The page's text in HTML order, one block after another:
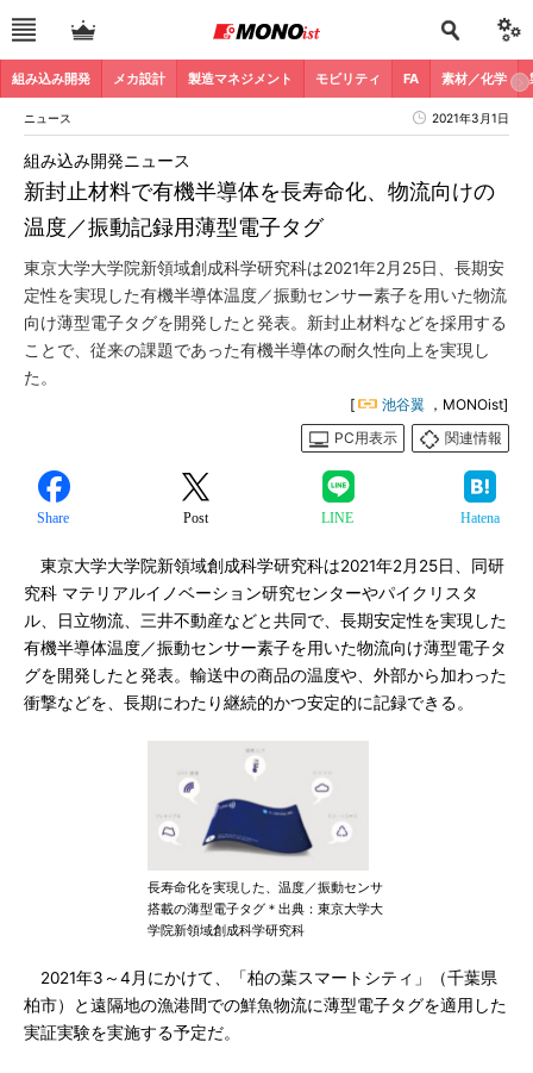
組み込み開発 メカ設計 製造マネジメント モビリティ FA 素材／化学
ニュース 2021年3月1日
新封止材料で有機半導体を長寿命化、物流向けの
温度／振動記録用薄型電子タグ
組み込み開発ニュース
東京大学大学院新領域創成科学研究科は2021年2月25日、長期安
定性を実現した有機半導体温度／振動センサー素子を用いた物流
向け薄型電子タグを開発したと発表。新封止材料などを採用する
ことで、従来の課題であった有機半導体の耐久性向上を実現し
た。
[ 池谷翼 ，MONOist]
PC用表示
関連情報
Share Post LINE Hatena
東京大学大学院新領域創成科学研究科は2021年2月25日、同研
究科 マテリアルイノベーション研究センターやパイクリスタ
ル、日立物流、三井不動産などと共同で、長期安定性を実現した
有機半導体温度／振動センサー素子を用いた物流向け薄型電子タ
グを開発したと発表。輸送中の商品の温度や、外部から加わった
衝撃などを、長期にわたり継続的かつ安定的に記録できる。
長寿命化を実現した、温度／振動センサ
搭載の薄型電子タグ＊出典：東京大学大
学院新領域創成科学研究科
2021年3～4月にかけて、「柏の葉スマートシティ」（千葉県
柏市）と遠隔地の漁港間での鮮魚物流に薄型電子タグを適用した
実証実験を実施する予定だ。